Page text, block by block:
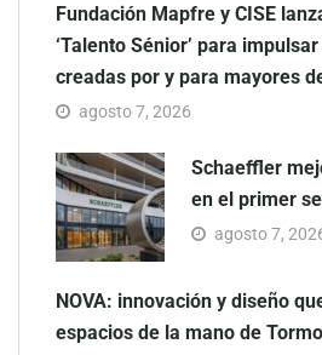
Fundación Mapfre y CISE
‘Talento Sénior’ para
creadas por y para mayores
agosto 7, 2026
Schaeffler
en el primer
agosto 7,
NOVA: innovación y diseño
espacios de la mano de